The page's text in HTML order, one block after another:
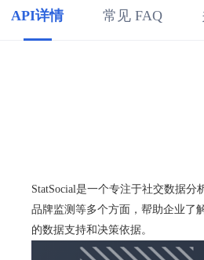
API详情 常见 FAQ
StatSocial是一个专注于社交数据
品牌监测等多个方面，帮助企业了
的数据支持和决策依据。